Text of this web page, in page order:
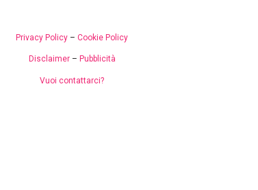
Privacy Policy –Cookie Policy
Disclaimer– Pubblicità
Vuoi contattarci?